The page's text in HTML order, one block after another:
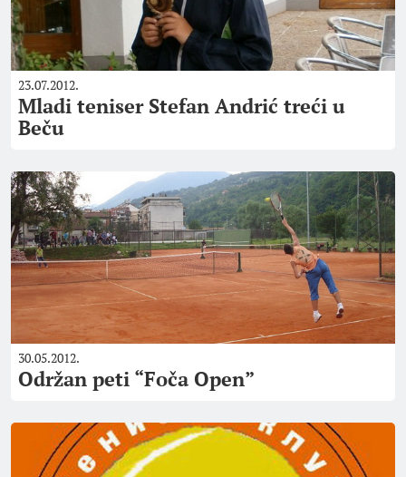
23.07.2012.
Mladi teniser Stefan Andrić treći u
Beču
30.05.2012.
Održan peti “Foča Open”